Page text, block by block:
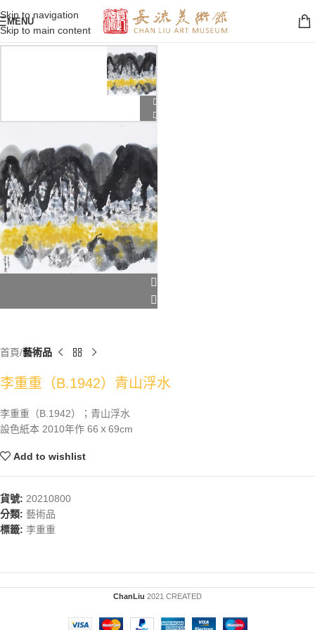
Skip to navigation
Skip to main content
MENU
首頁 藝術品
李重重（B.1942）青山浮水
李重重（B.1942）；青山浮水
設色紙本 2010年作 66ｘ69cm
Add to wishlist
貨號: 20210800
分類: 藝術品
標籤: 李重重
ChanLiu 2021 CREATED